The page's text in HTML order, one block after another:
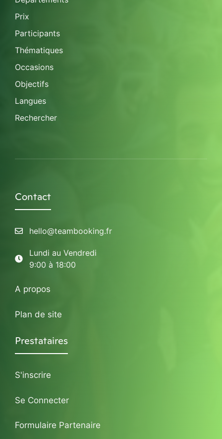
Prix
Participants
Thématiques
Occasions
Objectifs
Langues
Rechercher
Contact
hello@teambooking.fr
Lundi au Vendredi
9:00 à 18:00
A propos
Plan de site
Prestataires
S'inscrire
Se Connecter
Formulaire Partenaire